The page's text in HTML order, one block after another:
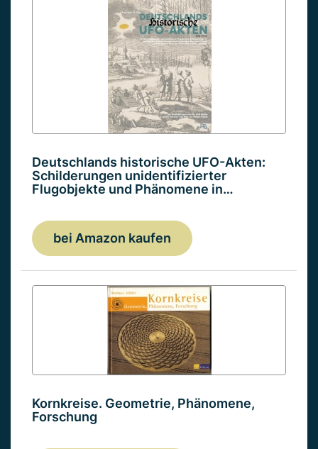
Deutschlands historische UFO-Akten:
Schilderungen unidentifizierter
Flugobjekte und Phänomene in…
bei Amazon kaufen
Kornkreise. Geometrie, Phänomene,
Forschung